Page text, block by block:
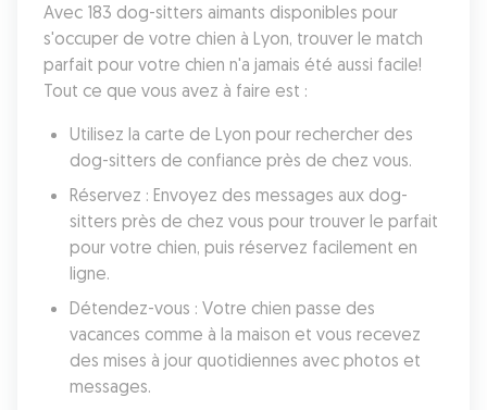
Avec 183 dog-sitters aimants disponibles pour
s'occuper de votre chien à Lyon, trouver le match
parfait pour votre chien n'a jamais été aussi facile!
Tout ce que vous avez à faire est :
Utilisez la carte de Lyon pour rechercher des
dog-sitters de confiance près de chez vous.
Réservez : Envoyez des messages aux dog-
sitters près de chez vous pour trouver le parfait
pour votre chien, puis réservez facilement en
ligne.
Détendez-vous : Votre chien passe des
vacances comme à la maison et vous recevez
des mises à jour quotidiennes avec photos et
messages.